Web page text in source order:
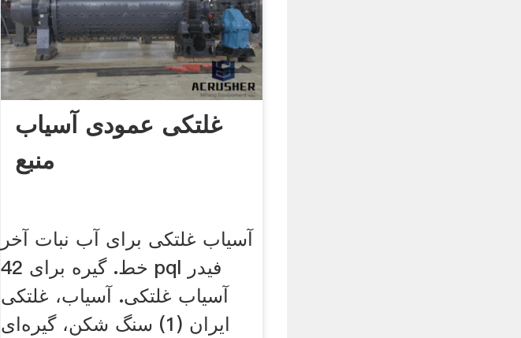
غلتکی عمودی آسیاب
منبع
آسیاب غلتکی برای آب نبات آخر
خط. گیره برای 42 pql فیدر
آسیاب غلتکی. آسیاب، غلتکی
ایران (1) سنگ شکن، گیره‌ای